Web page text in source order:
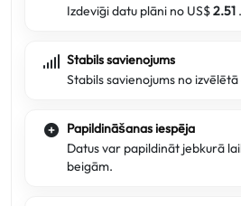
Izdevīgi datu plāni no US$2.51 .
Stabils savienojums
Stabils savienojums no
Papildināšanas iespēja
Datus var papildināt jebkurā
beigām.